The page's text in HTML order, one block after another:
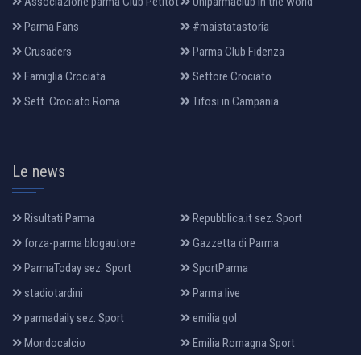
Parma Fans
#maistatastoria
Crusaders
Parma Club Fidenza
Famiglia Crociata
Settore Crociato
Sett. Crociato Roma
Tifosi in Campania
Le news
Risultati Parma
Repubblica.it sez. Sport
forza-parma blogautore
Gazzetta di Parma
ParmaToday sez. Sport
SportParma
stadiotardini
Parma live
parmadaily sez. Sport
emilia gol
Mondocalcio
Emilia Romagna Sport